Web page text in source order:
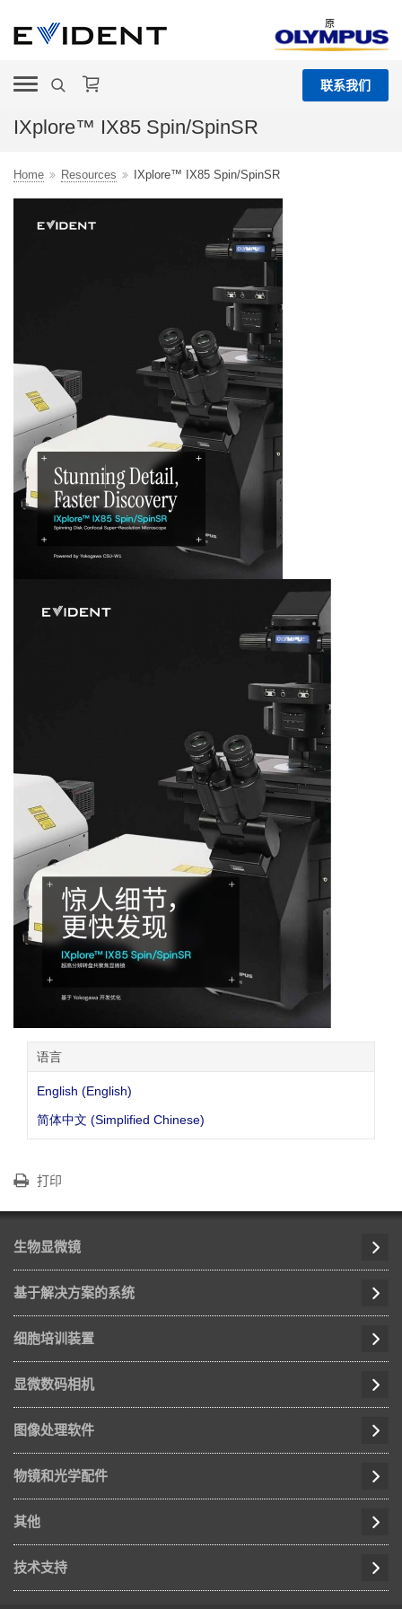
原
联系我们
IXplore™ IX85 Spin/SpinSR
Home Resources IXplore™ IX85 Spin/SpinSR
语言
English (English)
简体中文 (Simplified Chinese)
打印
生物显微镜
基于解决方案的系统
细胞培训装置
显微数码相机
图像处理软件
物镜和光学配件
其他
技术支持